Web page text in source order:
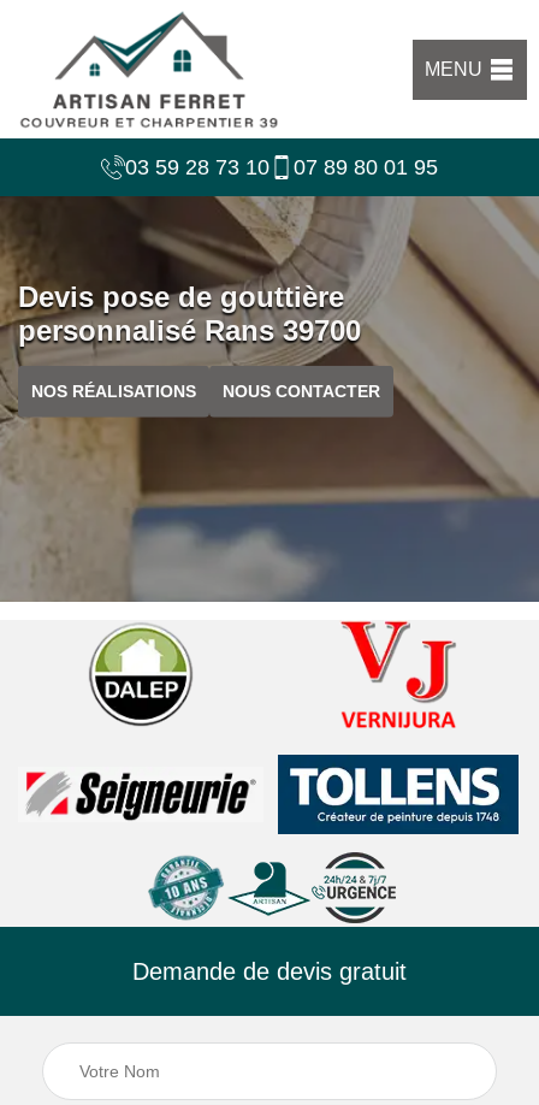
MENU
03 59 28 73 10 07 89 80 01 95
Devis pose de gouttière
personnalisé Rans 39700
NOS RÉALISATIONS NOUS CONTACTER
Demande de devis gratuit